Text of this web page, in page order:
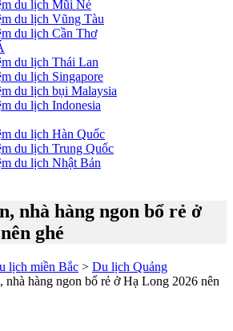
du lịch Mũi Né
du lịch Vũng Tàu
du lịch Cần Thơ
du lịch Thái Lan
du lịch Singapore
du lịch bụi Malaysia
du lịch Indonesia
du lịch Hàn Quốc
du lịch Trung Quốc
du lịch Nhật Bản
nhà hàng ngon bổ rẻ ở
ghé
lịch miền Bắc > Du lịch Quảng
hàng ngon bổ rẻ ở Hạ Long 2026 nên